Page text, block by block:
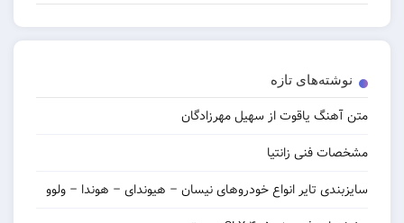
نوشته‌های تازه
متن آهنگ یاقوت از سهیل مهرزادگان
مشخصات فنی زانتیا
سایزبندی تایر انواع خودروهای نیسان – هیوندای – هوندا – ولوو